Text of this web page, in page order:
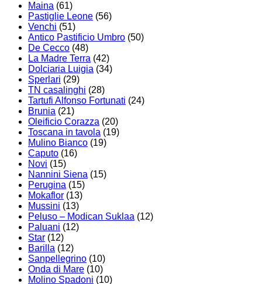
Maina (61)
Pastiglie Leone (56)
Venchi (51)
Antico Pastificio Umbro (50)
De Cecco (48)
La Madre Terra (42)
Dolciaria Luigia (34)
Sperlari (29)
TN casalinghi (28)
Tartufi Alfonso Fortunati (24)
Brunia (21)
Oleificio Corazza (20)
Toscana in tavola (19)
Mulino Bianco (19)
Caputo (16)
Novi (15)
Nannini Siena (15)
Perugina (15)
Mokaflor (13)
Mussini (13)
Peluso – Modican Suklaa (12)
Paluani (12)
Star (12)
Barilla (12)
Sanpellegrino (10)
Onda di Mare (10)
Molino Spadoni (10)